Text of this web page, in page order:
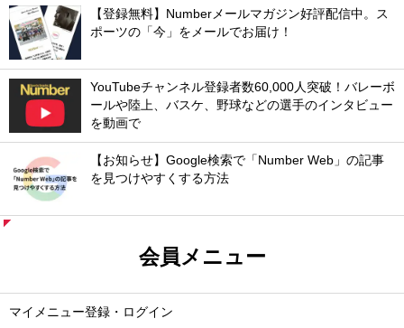
【登録無料】Numberメールマガジン好評配信中。ス
ポーツの「今」をメールでお届け！
YouTubeチャンネル登録者数60,000人突破！バレーボ
ールや陸上、バスケ、野球などの選手のインタビュー
を動画で
【お知らせ】Google検索で「Number Web」の記事
を見つけやすくする方法
会員メニュー
マイメニュー登録・ログイン